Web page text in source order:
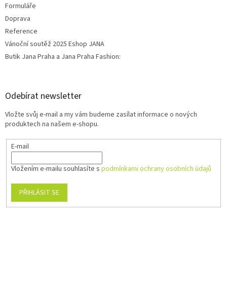
Formuláře
Doprava
Reference
Vánoční soutěž 2025 Eshop JANA
Butik Jana Praha a Jana Praha Fashion:
Odebírat newsletter
Vložte svůj e-mail a my vám budeme zasílat informace o nových
produktech na našem e-shopu.
E-mail
Vložením e-mailu souhlasíte s podmínkami ochrany osobních údajů
PŘIHLÁSIT SE